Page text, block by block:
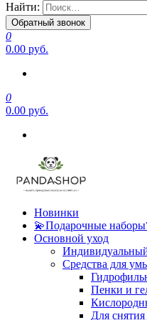
Найти:
Обратный звонок
0
0.00 руб.
0
0.00 руб.
Новинки
💫Подарочные
Основной уход
Средства для
Пенки и
Для